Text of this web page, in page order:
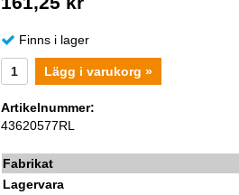
Finns i lager
Lägg i varukorg »
Artikelnummer:
43620577RL
Fabrikat
Lagervara